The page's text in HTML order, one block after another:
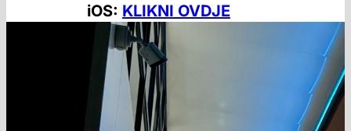
iOS: KLIKNI OVDJE